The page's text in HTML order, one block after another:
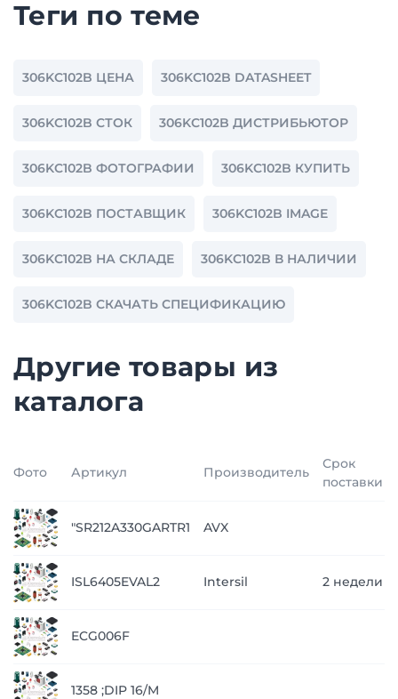
Теги по теме
306KC102B ЦЕНА 306KC102B DATASHEET
306KC102B СТОК 306KC102B ДИСТРИБЬЮТОР
306KC102B ФОТОГРАФИИ 306KC102B КУПИТЬ
306KC102B ПОСТАВЩИК 306KC102B IMAGE
306KC102B НА СКЛАДЕ 306KC102B В НАЛИЧИИ
306KC102B СКАЧАТЬ СПЕЦИФИКАЦИЮ
Другие товары из
каталога
Фото Артикул Производитель
Срок
поставки
"SR212A330GARTR1 AVX
ISL6405EVAL2 Intersil 2 недели
ECG006F
1358 ;DIP 16/M